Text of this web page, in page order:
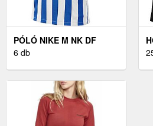
PÓLÓ NIKE M NK DF
STRP DVSN IV JSY SS
6 db